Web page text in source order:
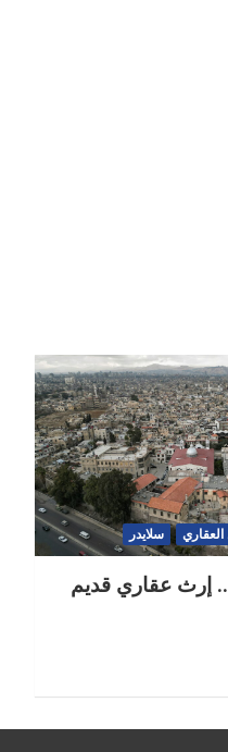
العقاري سلايدر
إرث عقاري قديم